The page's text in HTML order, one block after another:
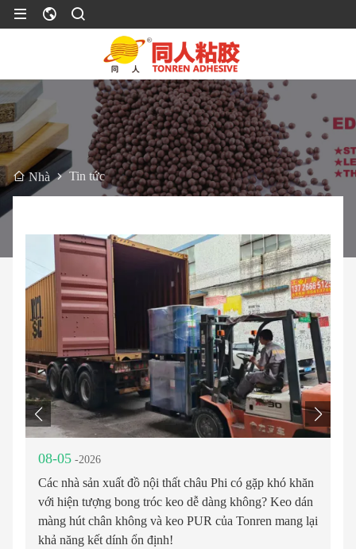
Nhà Tin tức
08-05 -2026
Các nhà sản xuất đồ nội thất châu Phi có gặp khó khăn
với hiện tượng bong tróc keo dễ dàng không? Keo dán
màng hút chân không và keo PUR của Tonren mang lại
khả năng kết dính ổn định!